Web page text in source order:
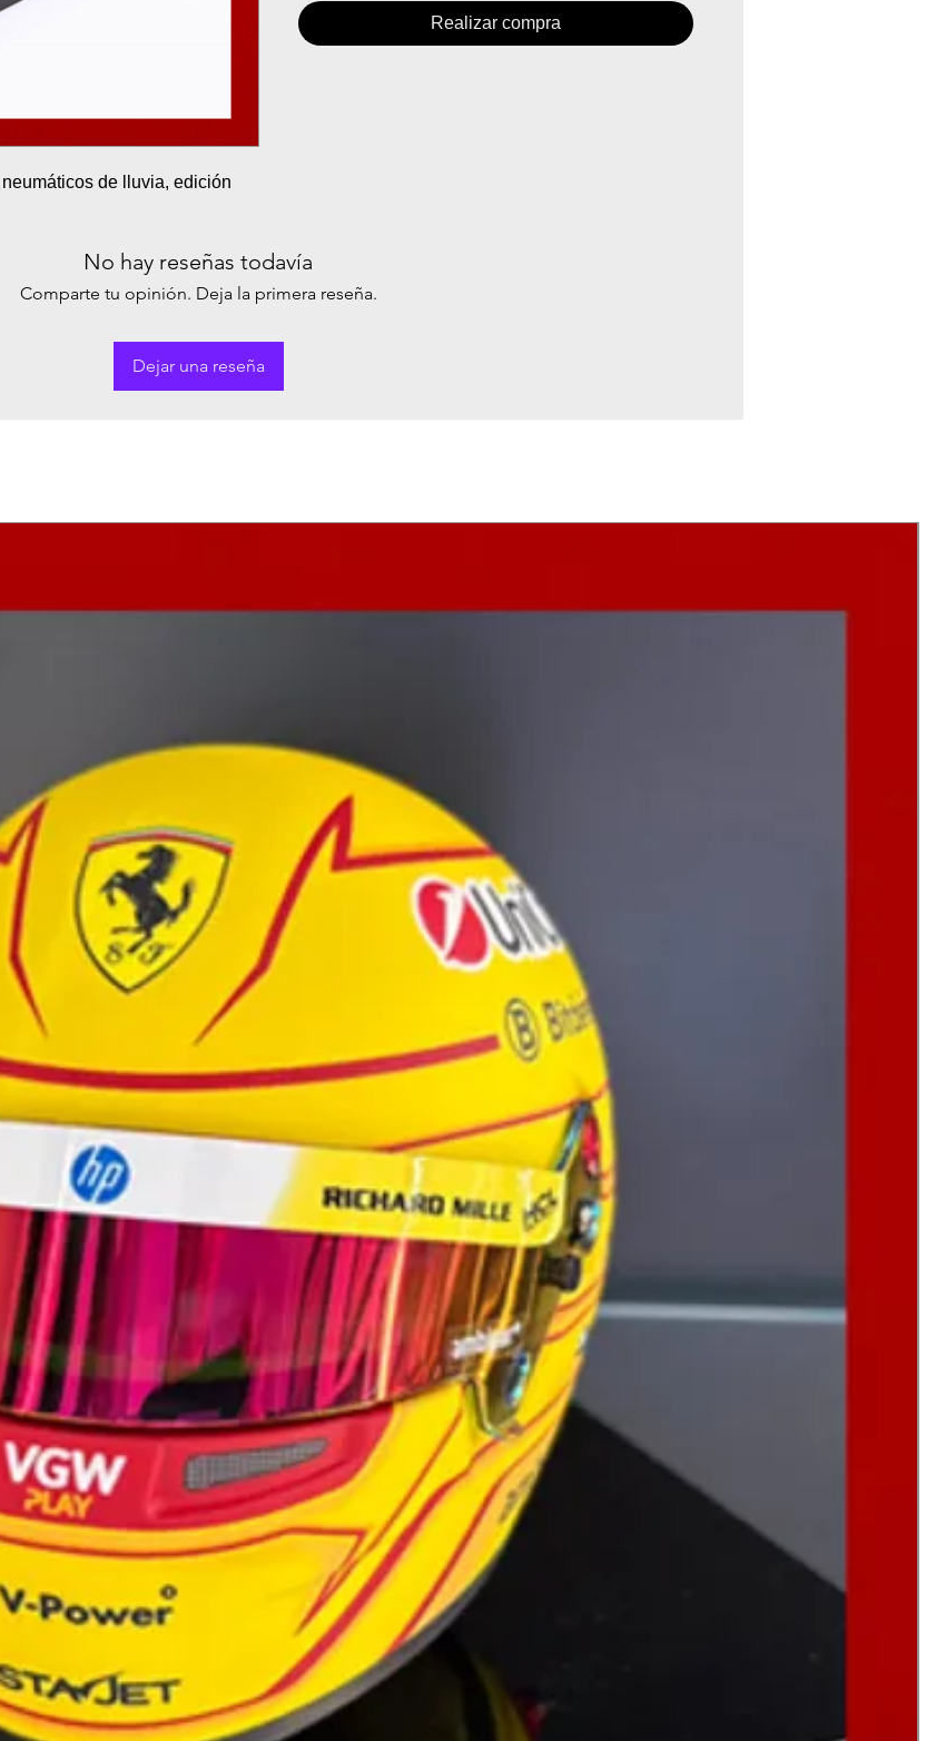
de lluvia, edición
Realizar compra
No hay reseñas todavía
Comparte tu opinión. Deja la primera reseña.
Dejar una reseña